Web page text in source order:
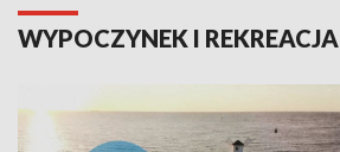
WYPOCZYNEK I REKREACJA